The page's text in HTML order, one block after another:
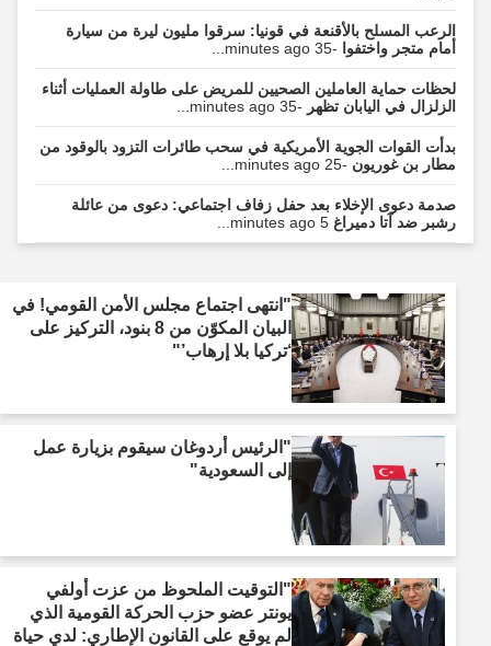
الرعب المسلح بالأقنعة في قونيا: سرقوا مليون ليرة من سيارة
أمام متجر واختفوا-35 minutes ago...
لحظات حماية العاملين الصحيين للمريض على طاولة العمليات أثناء
الزلزال في اليابان تظهر-35 minutes ago...
بدأت القوات الجوية الأمريكية في سحب طائرات التزود بالوقود من
مطار بن غوريون-25 minutes ago...
صدمة دعوى الإخلاء بعد حفل زفاف اجتماعي: دعوى من عائلة
رشبر ضد آتا دميراغ 5 minutes ago...
"انتهى اجتماع مجلس الأمن القومي! في
البيان المكوّن من 8 بنود، التركيز على
‘تركيا بلا إرهاب’"
"الرئيس أردوغان سيقوم بزيارة عمل
إلى السعودية"
"التوقيت الملحوظ من عزت أولفي
يونتر عضو حزب الحركة القومية الذي
لم يوقع على القانون الإطاري: لدي حياة